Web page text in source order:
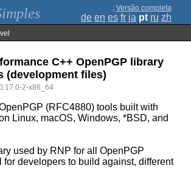
; Versão completa
de en es fr ja pt ru zh
C++ OpenPGP library
(development files)
2-x86_64
(RFC4880) tools built with
Linux, macOS, Windows, *BSD, and
used by RNP for all OpenPGP
for developers to build against, different